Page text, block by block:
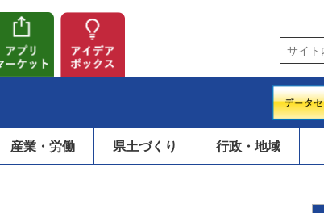
産業・労働 県土づくり 行政・地域